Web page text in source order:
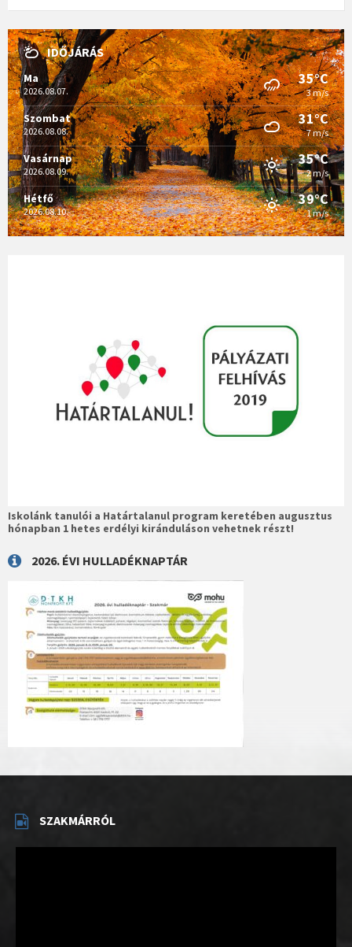
IDŐJÁRÁS
Ma
2026.08.07.
35°C
3 m/s
Szombat
2026.08.08.
31°C
7 m/s
Vasárnap
2026.08.09.
35°C
2 m/s
Hétfő
2026.08.10.
39°C
1 m/s
Iskolánk tanulói a Határtalanul program keretében augusztus
hónapban 1 hetes erdélyi kiránduláson vehetnek részt!
2026. ÉVI HULLADÉKNAPTÁR
SZAKMÁRRÓL